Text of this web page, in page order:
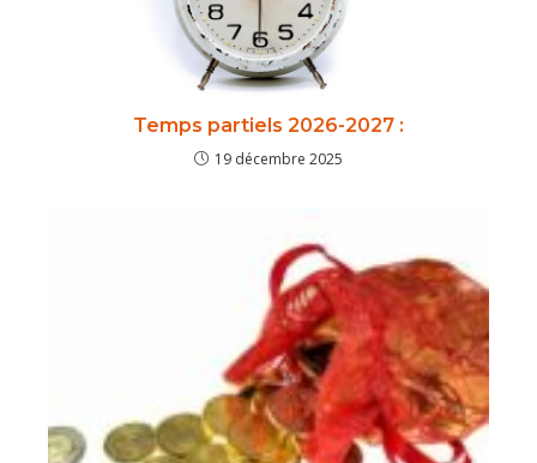
Temps partiels 2026-2027 :
19 décembre 2025